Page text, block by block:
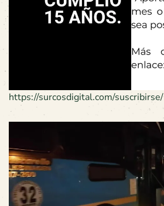
https://surcosdigital.com/suscribirse/